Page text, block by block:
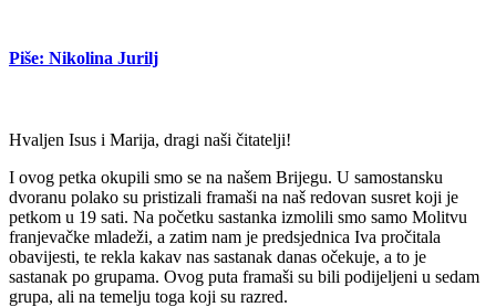
Piše: Nikolina Jurilj
Hvaljen Isus i Marija, dragi naši čitatelji!
I ovog petka okupili smo se na našem Brijegu. U samostansku
dvoranu polako su pristizali framaši na naš redovan susret koji je
petkom u 19 sati. Na početku sastanka izmolili smo samo Molitvu
franjevačke mladeži, a zatim nam je predsjednica Iva pročitala
obavijesti, te rekla kakav nas sastanak danas očekuje, a to je
sastanak po grupama. Ovog puta framaši su bili podijeljeni u sedam
grupa, ali na temelju toga koji su razred.